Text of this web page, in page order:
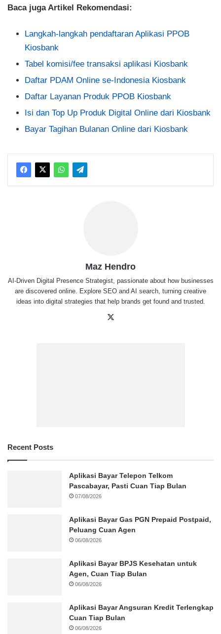
Baca juga Artikel Rekomendasi:
Langkah-langkah pendaftaran Aplikasi PPOB
Kiosbank
Tabel komisi/fee transaksi aplikasi Kiosbank
Daftar PDAM Online se-Indonesia Kiosbank
Daftar Layanan Produk PPOB Kiosbank
Isi dan Top Up Produk Digital Online dari Kiosbank
Bayar Tagihan Bulanan Online dari Kiosbank
Maz Hendro
AI-Driven Digital Presence Strategist, passionate about how businesses
are discovered online. Explore SEO and AI search, turning creative
ideas into digital strategies that help brands get found and trusted.
Recent Posts
Aplikasi Bayar Telepon Telkom
Pascabayar, Pasti Cuan Tiap Bulan
07/08/2026
Aplikasi Bayar Gas PGN Prepaid Postpaid,
Peluang Cuan Agen
06/08/2026
Aplikasi Bayar BPJS Kesehatan untuk
Agen, Cuan Tiap Bulan
06/08/2026
Aplikasi Bayar Angsuran Kredit Terlengkap
Cuan Tiap Bulan
06/08/2026